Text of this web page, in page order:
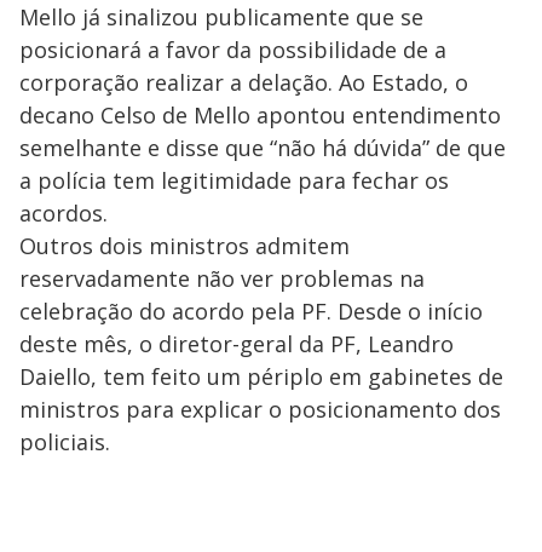
Mello já sinalizou publicamente que se
posicionará a favor da possibilidade de a
corporação realizar a delação. Ao Estado, o
decano Celso de Mello apontou entendimento
semelhante e disse que “não há dúvida” de que
a polícia tem legitimidade para fechar os
acordos.
Outros dois ministros admitem
reservadamente não ver problemas na
celebração do acordo pela PF. Desde o início
deste mês, o diretor-geral da PF, Leandro
Daiello, tem feito um périplo em gabinetes de
ministros para explicar o posicionamento dos
policiais.